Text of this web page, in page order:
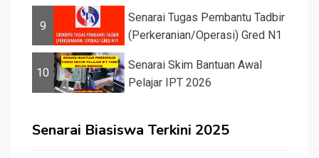
9
Senarai Tugas Pembantu Tadbir
(Perkeranian/Operasi) Gred N1
10
Senarai Skim Bantuan Awal
Pelajar IPT 2026
Senarai Biasiswa Terkini 2025